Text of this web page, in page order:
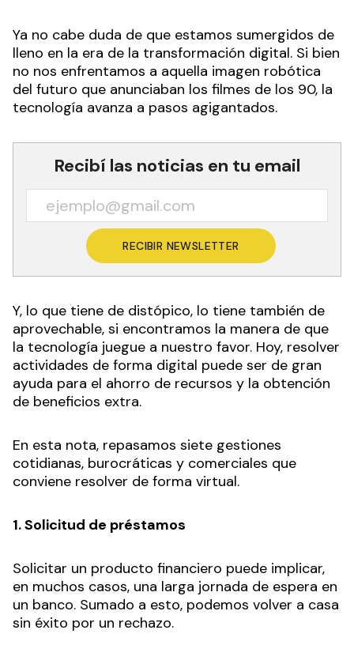
Ya no cabe duda de que estamos sumergidos de
lleno en la era de la transformación digital. Si bien
no nos enfrentamos a aquella imagen robótica
del futuro que anunciaban los filmes de los 90, la
tecnología avanza a pasos agigantados.
Recibí las noticias en tu email
RECIBIR NEWSLETTER
Y, lo que tiene de distópico, lo tiene también de
aprovechable, si encontramos la manera de que
la tecnología juegue a nuestro favor. Hoy, resolver
actividades de forma digital puede ser de gran
ayuda para el ahorro de recursos y la obtención
de beneficios extra.
En esta nota, repasamos siete gestiones
cotidianas, burocráticas y comerciales que
conviene resolver de forma virtual.
1. Solicitud de préstamos
Solicitar un producto financiero puede implicar,
en muchos casos, una larga jornada de espera en
un banco. Sumado a esto, podemos volver a casa
sin éxito por un rechazo.